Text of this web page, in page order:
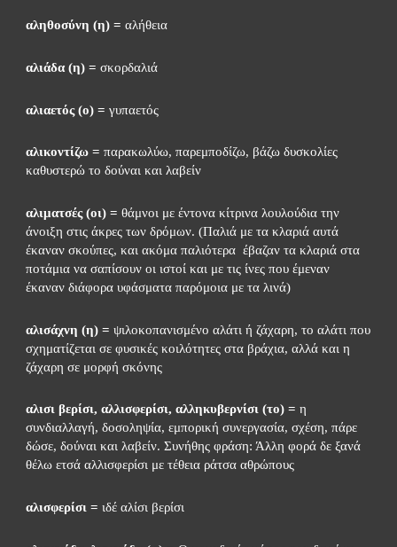
αληθοσύνη (η) = αλήθεια
αλιάδα (η) = σκορδαλιά
αλιαετός (ο) = γυπαετός
αλικοντίζω = παρακωλύω, παρεμποδίζω, βάζω δυσκολίες
καθυστερώ το δούναι και λαβείν
αλιματσές (οι) = θάμνοι με έντονα κίτρινα λουλούδια την
άνοιξη στις άκρες των δρόμων. (Παλιά με τα κλαριά αυτά
έκαναν σκούπες, και ακόμα παλιότερα  έβαζαν τα κλαριά στα
ποτάμια να σαπίσουν οι ιστοί και με τις ίνες που έμεναν
έκαναν διάφορα υφάσματα παρόμοια με τα λινά)
αλισάχνη (η) = ψιλοκοπανισμένο αλάτι ή ζάχαρη, το αλάτι που
σχηματίζεται σε φυσικές κοιλότητες στα βράχια, αλλά και η
ζάχαρη σε μορφή σκόνης
αλισι βερίσι, αλλισφερίσι, αλληκυβερνίσι (το) = η
συνδιαλλαγή, δοσοληψία, εμπορική συνεργασία, σχέση, πάρε
δώσε, δούναι και λαβείν. Συνήθης φράση: Άλλη φορά δε ξανά
θέλω ετσά αλλισφερίσι με τέθεια ράτσα αθρώπους
αλισφερίσι = ιδέ αλίσι βερίσι